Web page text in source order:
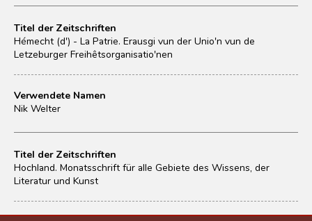
Titel der Zeitschriften
Hémecht (d') - La Patrie. Erausgi vun der Unio'n vun de
Letzeburger Freihêtsorganisatio'nen
Verwendete Namen
Nik Welter
Titel der Zeitschriften
Hochland. Monatsschrift für alle Gebiete des Wissens, der
Literatur und Kunst